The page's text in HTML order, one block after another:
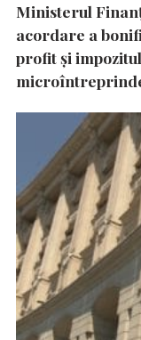
Ministerul
acordare a
profit și